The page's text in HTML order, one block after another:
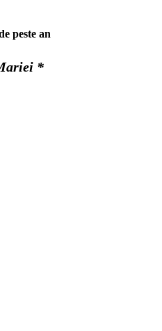
peste an
*